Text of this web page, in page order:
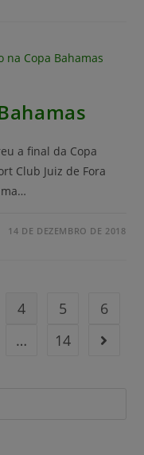
a final da Copa
Club Juiz de Fora
14 DE DEZEMBRO DE 2018
4 5
6
… 14